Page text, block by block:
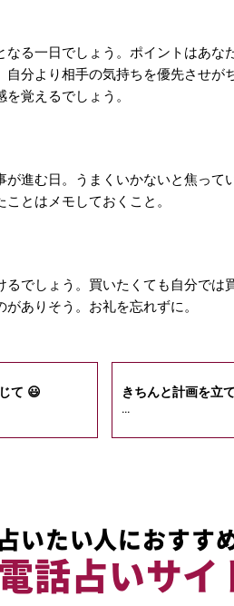
る一日でしょう。ポイントはあな
分より相手の気持ちを優先させが
覚えるでしょう。
進む日。うまくいかないと焦って
とはメモしておくこと。
でしょう。買いたくても自分では
ありそう。お礼を忘れずに。
て 😃 きちんと計画を立
...
いたい人におすす
話占いサ